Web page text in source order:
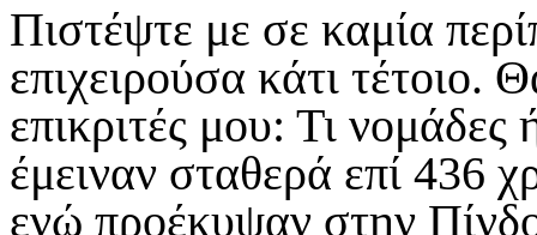
Πιστέψτε με σε καμία
επιχειρούσα κάτι
επικριτές μου: Τι
έμειναν σταθερά επί 436
ενώ προέκυψαν στην